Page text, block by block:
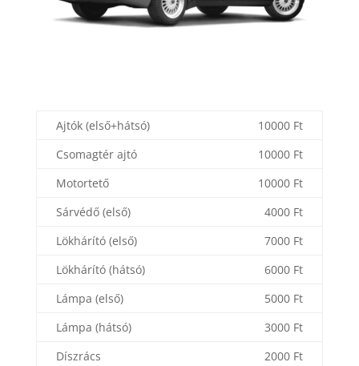
Ajtók (első+hátsó)
10000 Ft
Csomagtér ajtó
10000 Ft
Motortető
10000 Ft
Sárvédő (első)
4000 Ft
Lökhárító (első)
7000 Ft
Lökhárító (hátsó)
6000 Ft
Lámpa (első)
5000 Ft
Lámpa (hátsó)
3000 Ft
Díszrács
2000 Ft